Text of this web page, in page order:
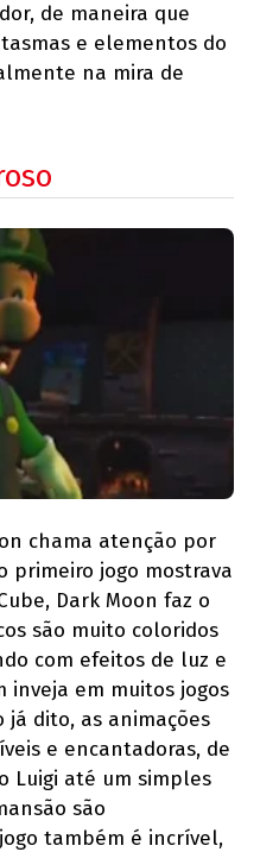
de maneira que
e elementos do
na mira de
chama atenção por
primeiro jogo mostrava
Dark Moon faz o
são muito coloridos
com efeitos de luz e
inveja em muitos jogos
já dito, as animações
e encantadoras, de
Luigi até um simples
são
também é incrível,